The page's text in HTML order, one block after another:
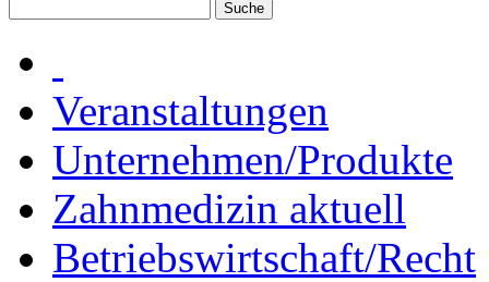
Veranstaltungen
Unternehmen/Produkte
Zahnmedizin aktuell
Betriebswirtschaft/Recht